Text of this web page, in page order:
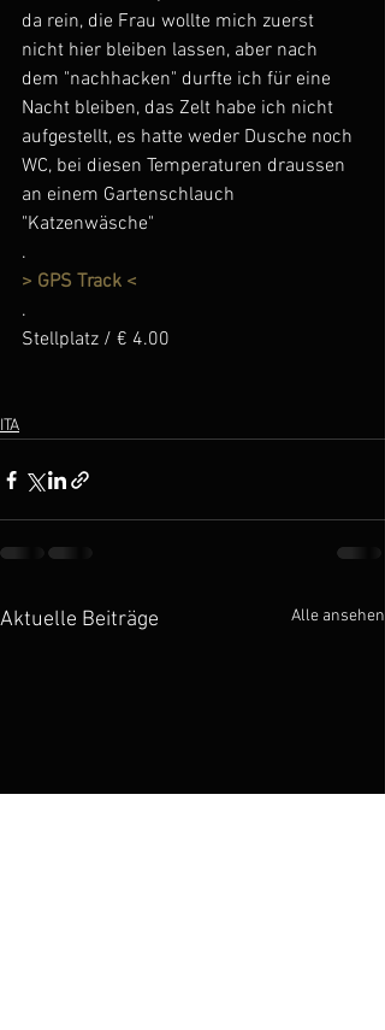
da rein, die Frau wollte mich zuerst
nicht hier bleiben lassen, aber nach
dem "nachhacken" durfte ich für eine
Nacht bleiben, das Zelt habe ich nicht
aufgestellt, es hatte weder Dusche noch
WC, bei diesen Temperaturen draussen
an einem Gartenschlauch
"Katzenwäsche"
.
> GPS Track <
.
Stellplatz / € 4.00
ITA
Aktuelle Beiträge Alle ansehen